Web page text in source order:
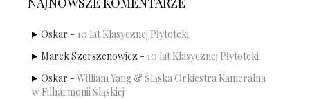
Oskar - 10 lat Klasycznej Płytoteki
Marek Szerszenowicz - 10 lat Klasycznej Płytoteki
Oskar - William Yang & Śląska Orkiestra Kameralna
w Filharmonii Śląskiej